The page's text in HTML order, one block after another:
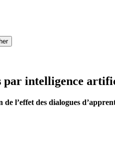
par intelligence
l’effet des dialogues